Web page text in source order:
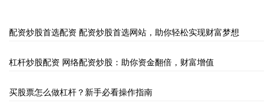
配资炒股首选配资 配资炒股首选网站，助你轻松实现财富梦想
杠杆炒股配资 网络配资炒股：助你资金翻倍，财富增值
买股票怎么做杠杆？新手必看操作指南